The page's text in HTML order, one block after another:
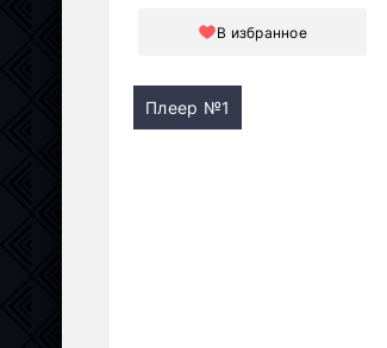
В избранное
Плеер №1